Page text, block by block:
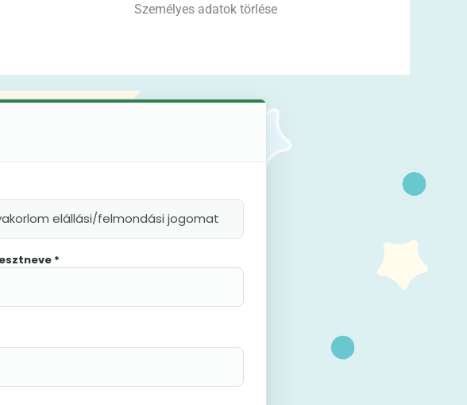
Személyes adatok törlése
elállási/felmondási jogomat
*